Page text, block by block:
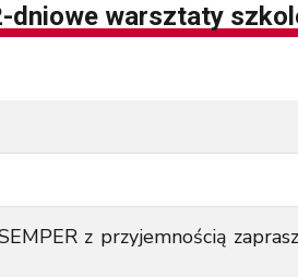
dniowe warsztaty
z przyjemnością